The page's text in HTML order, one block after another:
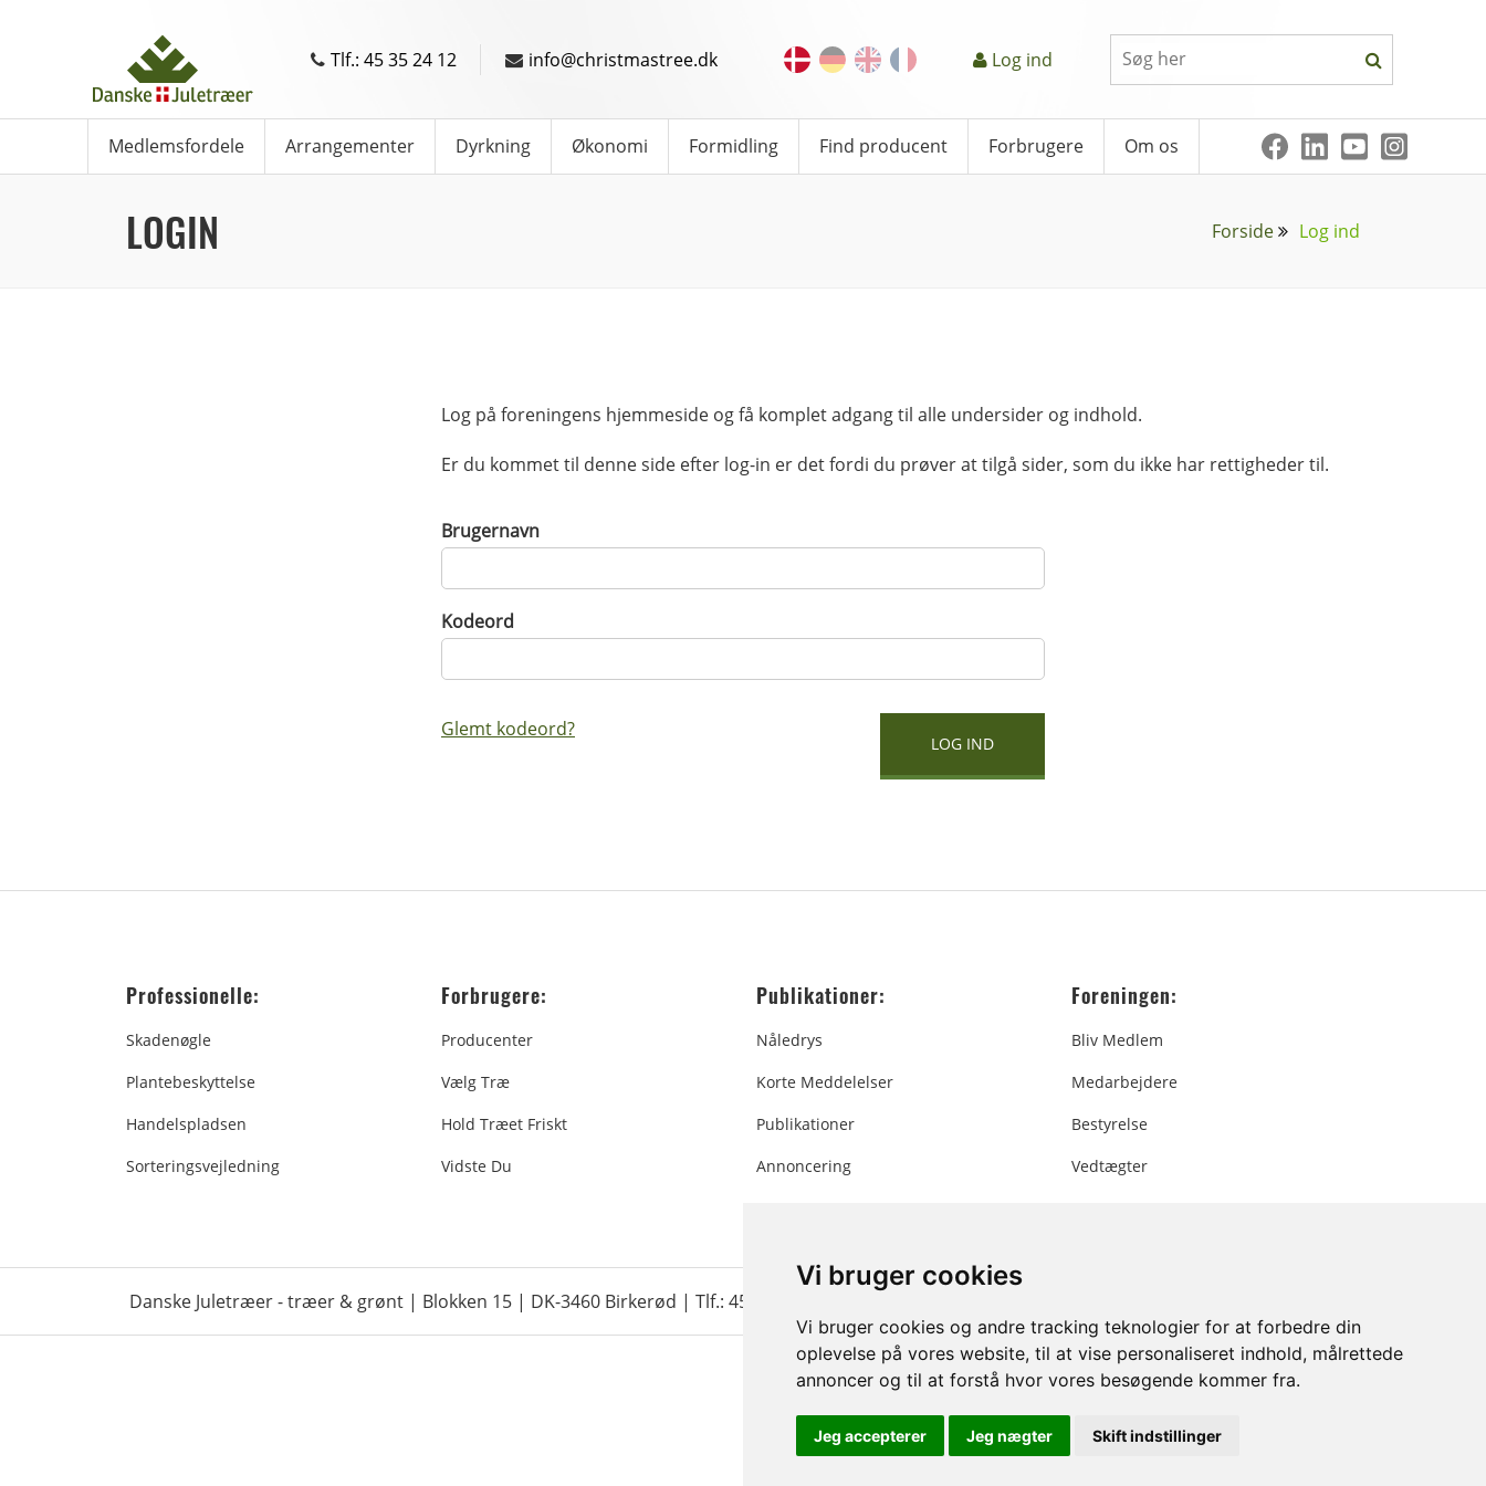
Vi bruger cookies
Vi bruger cookies og andre tracking teknologier for at forbedre din
oplevelse på vores website, til at vise personaliseret indhold, målrettede
annoncer og til at forstå hvor vores besøgende kommer fra.
Jeg accepterer Jeg nægter Skift indstillinger
Tlf.: 45 35 24 12 info@christmastree.dk Log ind
Medlemsfordele Arrangementer Dyrkning Økonomi Formidling Find producent Forbrugere Om os
LOGIN Forside Log ind
Log på foreningens hjemmeside og få komplet adgang til alle undersider og indhold.
Er du kommet til denne side efter log-in er det fordi du prøver at tilgå sider, som du ikke har rettigheder til.
Brugernavn
Kodeord
Glemt kodeord?
Professionelle:
Skadenøgle
Plantebeskyttelse
Handelspladsen
Sorteringsvejledning
Forbrugere:
Producenter
Vælg Træ
Hold Træet Friskt
Vidste Du
Publikationer:
Nåledrys
Korte Meddelelser
Publikationer
Annoncering
Foreningen:
Bliv Medlem
Medarbejdere
Bestyrelse
Vedtægter
Danske Juletræer - træer & grønt | Blokken 15 | DK-3460 Birkerød | Tlf.: 45 35 24 12